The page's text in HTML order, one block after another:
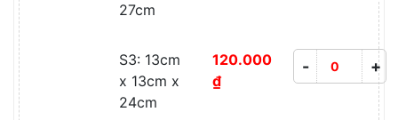
27cm
S3: 13cm
x 13cm x
24cm
120.000
₫
- +